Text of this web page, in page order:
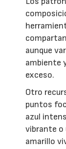
aunque
ambiente
exceso.
Otro
puntos
azul
vibrante o
amarillo